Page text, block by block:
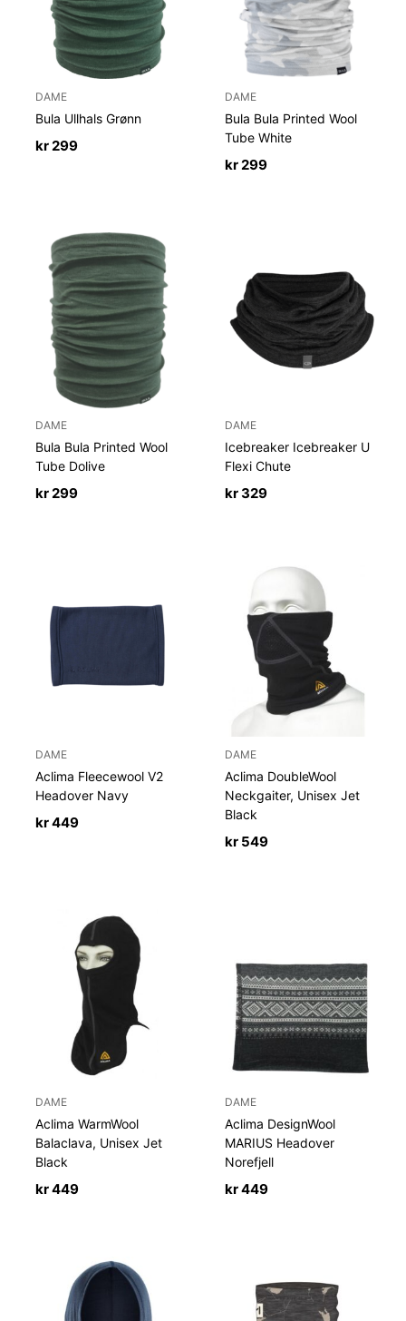
DAME
Bula Ullhals Grønn
kr299
DAME
Bula Bula Printed Wool
Tube White
kr299
DAME
Bula Bula Printed Wool
Tube Dolive
kr299
DAME
Icebreaker Icebreaker U
Flexi Chute
kr329
DAME
Aclima Fleecewool V2
Headover Navy
kr449
DAME
Aclima DoubleWool
Neckgaiter, Unisex Jet
Black
kr 549
DAME
Aclima WarmWool
Balaclava, Unisex Jet
Black
kr449
DAME
Aclima DesignWool
MARIUS Headover
Norefjell
kr449